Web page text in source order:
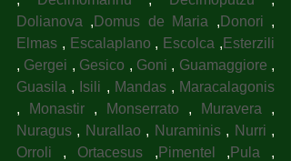
Dolianova , Domus de Maria , Donori
Elmas , Escalaplano , Escolca , Esterzili
, Gergei , Gesico , Goni , Guamaggiore
Guasila , Isili , Mandas , Maracalagonis
,
Monastir , Monserrato , Muravera
Nuragus , Nurallao , Nuraminis , Nurri
Orroli , Ortacesus , Pimentel , Pula